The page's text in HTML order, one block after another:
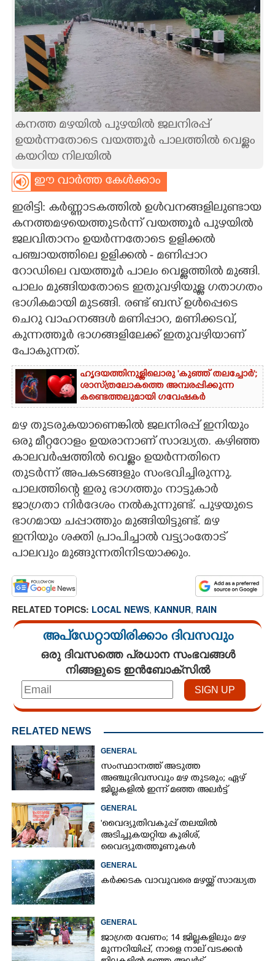
SPIRITUAL
INFO+
ART
ASTRO
CARTOONS
LITERATURE
ZOOM
CONTACT US
കനത്ത മഴയിൽ പുഴയിൽ ജലനിരപ്പ്
ഉയർന്നതോടെ വയത്തൂർ പാലത്തിൽ വെള്ളം
കയറിയ നിലയിൽ
ഈ വാർത്ത കേൾക്കാം
ഇരിട്ടി: കർണ്ണാടകത്തിൽ ഉൾവനങ്ങളിലുണ്ടായ
കനത്തമഴയെത്തുടർന്ന് വയത്തൂർ പുഴയിൽ
ജലവിതാനം ഉയർന്നതോടെ ഉളിക്കൽ
പഞ്ചായത്തിലെ ഉളിക്കൽ - മണിപ്പാറ
റോഡിലെ വയത്തൂർ പാലം വെള്ളത്തിൽ മുങ്ങി.
പാലം മുങ്ങിയതോടെ ഇതുവഴിയുള്ള ഗതാഗതം
ഭാഗികമായി മുടങ്ങി. രണ്ട് ബസ് ഉൾപ്പെടെ
ചെറു വാഹനങ്ങൾ മണിപ്പാറ, മണിക്കടവ്,
കുന്നത്തൂർ ഭാഗങ്ങളിലേക്ക് ഇതുവഴിയാണ്
പോകുന്നത്.
ഹൃദയത്തിനുള്ളിലൊരു 'കുഞ്ഞ് തലച്ചോർ';
ശാസ്‌ത്രലോകത്തെ അമ്പരപ്പിക്കുന്ന
കണ്ടെത്തലുമായി ഗവേഷകർ
മഴ തുടരുകയാണെങ്കിൽ ജലനിരപ്പ് ഇനിയും
ഒരു മീറ്ററോളം ഉയരാനാണ് സാദ്ധ്യത. കഴിഞ്ഞ
കാലവർഷത്തിൽ വെള്ളം ഉയർന്നതിനെ
തുടർന്ന് അപകടങ്ങളും സംഭവിച്ചിരുന്നു.
പാലത്തിന്റെ ഇരു ഭാഗത്തും നാട്ടുകാർ
ജാഗ്രതാ നിർദേശം നൽകുന്നുണ്ട്. പുഴയുടെ
ഭാഗമായ ചപ്പാത്തും മുങ്ങിയിട്ടുണ്ട്. മഴ
ഇനിയും ശക്തി പ്രാപിച്ചാൽ വട്ട്യാംതോട്
പാലവും മുങ്ങുന്നതിനിടയാക്കും.
RELATED TOPICS: LOCAL NEWS, KANNUR, RAIN
അപ്ഡേറ്റായിരിക്കാം ദിവസവും
ഒരു ദിവസത്തെ പ്രധാന സംഭവങ്ങൾ
നിങ്ങളുടെ ഇൻബോക്സിൽ
RELATED NEWS
GENERAL
സംസ്ഥാനത്ത് അടുത്ത
അ‌ഞ്ചുദിവസവും മഴ തുടരും; ഏഴ്
ജില്ലകളിൽ ഇന്ന് മഞ്ഞ അലർട്ട്
GENERAL
'വൈദ്യുതിവകുപ്പ് തലയിൽ
അടിച്ചുകയറ്റിയ കുരിശ്‌,
വൈദ്യുതത്തൂണുകൾ
പൊട്ടിവീണാൽപോലും മന്ത്രിയെ
വിളിക്കുന്ന കാലമാണിത്'
GENERAL
കർക്കടക വാവുവരെ മഴയ്ക്ക് സാദ്ധ്യത
GENERAL
ജാഗ്രത വേണം; 14 ജില്ലകളിലും മഴ
മുന്നറിയിപ്പ്, നാളെ നാല് വടക്കൻ